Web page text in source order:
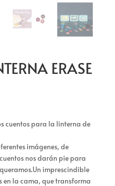
ERASE
cuentos para la linterna de
imágenes, de
nos darán pie para
imprescindible
en la cama, que transforma